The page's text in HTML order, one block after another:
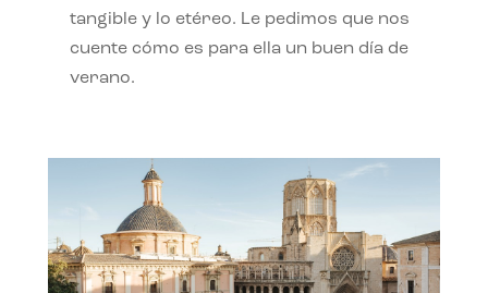
tangible y lo etéreo. Le pedimos que nos
cuente cómo es para ella un buen día de
verano.